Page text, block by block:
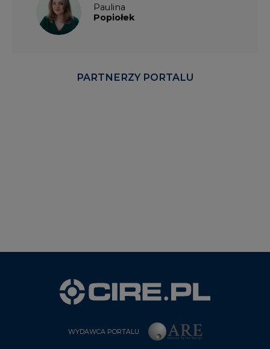
Paulina
Popiołek
PARTNERZY PORTALU
WYDAWCA PORTALU